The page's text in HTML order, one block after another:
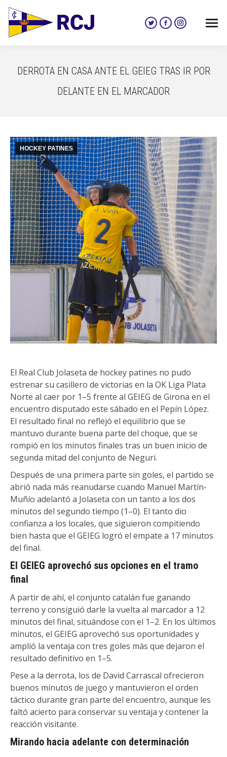
Twitter
in
new
window
Facebook
in
new
window
Instagram
in
new
DERROTA EN CASA ANTE EL GEIEG TRAS IR POR
DELANTE EN EL MARCADOR
HOCKEY PATINES
El Real Club Jolaseta de hockey patines no pudo
estrenar su casillero de victorias en la OK Liga Plata
Norte al caer por 1–5 frente al GEIEG de Girona en el
encuentro disputado este sábado en el Pepín López.
El resultado final no reflejó el equilibrio que se
mantuvo durante buena parte del choque, que se
rompió en los minutos finales tras un buen inicio de
segunda mitad del conjunto de Neguri.
Después de una primera parte sin goles, el partido se
abrió nada más reanudarse cuando Manuel Martín-
Muñío adelantó a Jolaseta con un tanto a los dos
minutos del segundo tiempo (1–0). El tanto dio
confianza a los locales, que siguieron compitiendo
bien hasta que el GEIEG logró el empate a 17 minutos
del final.
El GEIEG aprovechó sus opciones en el tramo
final
A partir de ahí, el conjunto catalán fue ganando
terreno y consiguió darle la vuelta al marcador a 12
minutos del final, situándose con el 1–2. En los últimos
minutos, el GEIEG aprovechó sus oportunidades y
amplió la ventaja con tres goles más que dejaron el
resultado definitivo en 1–5.
Pese a la derrota, los de David Carrascal ofrecieron
buenos minutos de juego y mantuvieron el orden
táctico durante gran parte del encuentro, aunque les
faltó acierto para conservar su ventaja y contener la
reacción visitante.
Mirando hacia adelante con determinación